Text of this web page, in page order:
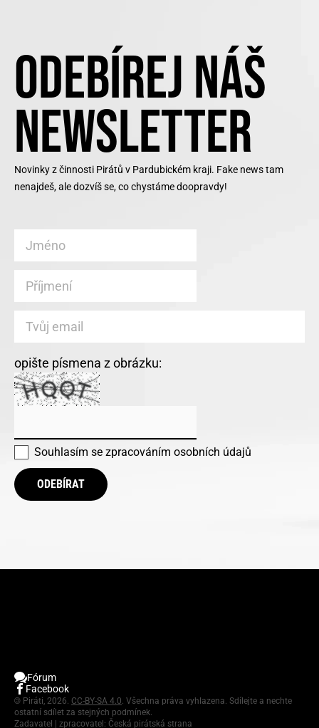
ODEBÍREJ NÁŠ
NEWSLETTER
Novinky z činnosti Pirátů v Pardubickém kraji. Fake news tam
nenajdeš, ale dozvíš se, co chystáme doopravdy!
opište písmena z obrázku:
Souhlasím se zpracováním osobních údajů
ODEBÍRAT
Fórum
Facebook
© Piráti, 2026. CC-BY-SA 4.0. Všechna práva vyhlazena. Sdílejte a nechte
ostatní sdílet za stejných podmínek.
Zadavatel | zpracovatel: Česká pirátská strana